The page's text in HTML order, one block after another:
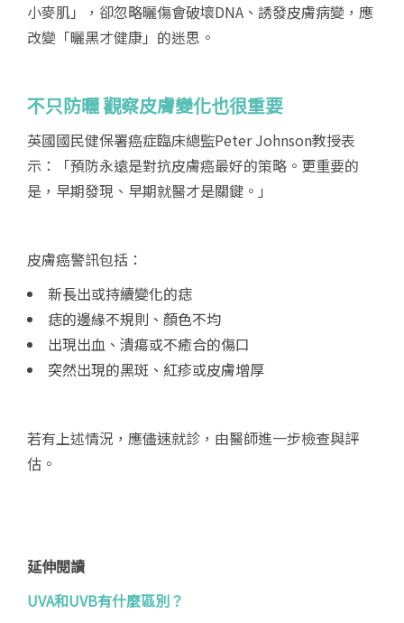
小麥肌」，卻忽略曬傷會破壞DNA、誘發皮膚病變，應
改變「曬黑才健康」的迷思。
不只防曬觀察皮膚變化也很重要
英國國民健保署癌症臨床總監Peter Johnson教授表
示：「預防永遠是對抗皮膚癌最好的策略。更重要的
是，早期發現、早期就醫才是關鍵。」
皮膚癌警訊包括：
新長出或持續變化的痣
痣的邊緣不規則、顏色不均
出現出血、潰瘍或不癒合的傷口
突然出現的黑斑、紅疹或皮膚增厚
若有上述情況，應儘速就診，由醫師進一步檢查與評
估。
延伸閱讀
UVA和UVB有什麼區別？